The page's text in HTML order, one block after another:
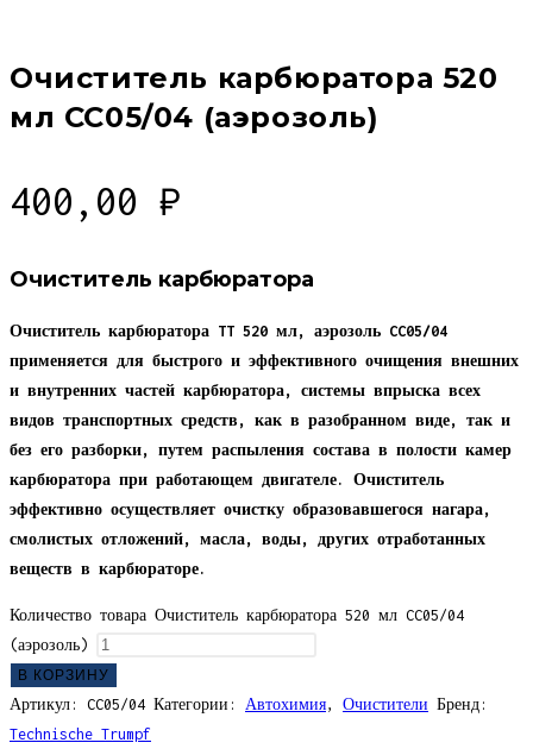
Очиститель карбюратора 520
мл CC05/04 (аэрозоль)
400,00 ₽
Очиститель карбюратора
Очиститель карбюратора TT 520 мл, аэрозоль CC05/04
применяется для быстрого и эффективного очищения внешних
и внутренних частей карбюратора, системы впрыска всех
видов транспортных средств, как в разобранном виде, так и
без его разборки, путем распыления состава в полости камер
карбюратора при работающем двигателе. Очиститель
эффективно осуществляет очистку образовавшегося нагара,
смолистых отложений, масла, воды, других отработанных
веществ в карбюраторе.
Количество товара Очиститель карбюратора 520 мл CC05/04
(аэрозоль)
В КОРЗИНУ
Артикул: CC05/04 Категории: Автохимия, Очистители Бренд:
Technische Trumpf